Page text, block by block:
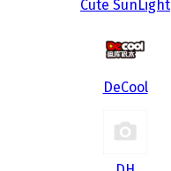
Cute SunLight
DeCool